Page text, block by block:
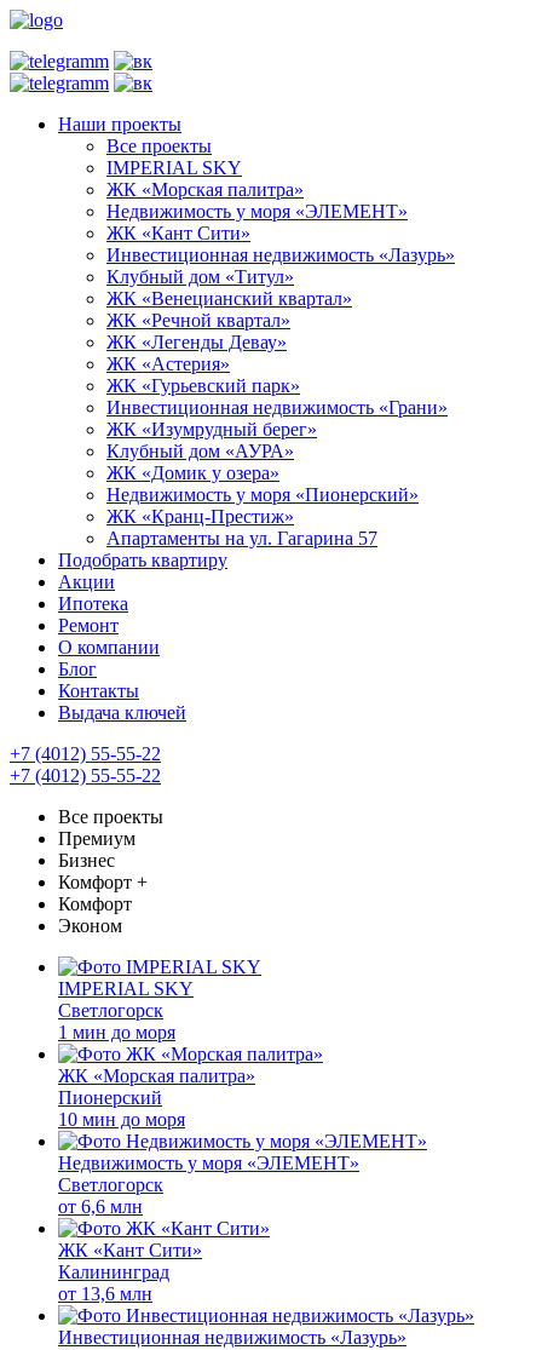
Наши проекты
Все проекты
IMPERIAL SKY
ЖК «Морская палитра»
Недвижимость у моря «ЭЛЕМЕНТ»
ЖК «Кант Сити»
Инвестиционная недвижимость «Лазурь»
Клубный дом «Титул»
ЖК «Венецианский квартал»
ЖК «Речной квартал»
ЖК «Легенды Девау»
ЖК «Астерия»
ЖК «Гурьевский парк»
Инвестиционная недвижимость «Грани»
ЖК «Изумрудный берег»
Клубный дом «АУРА»
ЖК «Домик у озера»
Недвижимость у моря «Пионерский»
ЖК «Кранц-Престиж»
Апартаменты на ул. Гагарина 57
Подобрать квартиру
Акции
Ипотека
Ремонт
О компании
Блог
Контакты
Выдача ключей
+7 (4012) 55-55-22
+7 (4012) 55-55-22
Все проекты
Премиум
Бизнес
Комфорт +
Комфорт
Эконом
IMPERIAL SKY
Светлогорск
1 мин до моря
ЖК «Морская палитра»
Пионерский
10 мин до моря
Недвижимость у моря «ЭЛЕМЕНТ»
Светлогорск
от 6,6 млн
ЖК «Кант Сити»
Калининград
от 13,6 млн
Инвестиционная недвижимость «Лазурь»